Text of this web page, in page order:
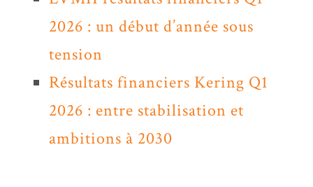
2026 : un début d’année sous
tension
Résultats financiers Kering Q1
2026 : entre stabilisation et
ambitions à 2030